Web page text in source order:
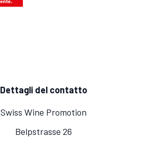
Dettagli del contatto
Swiss Wine Promotion
Belpstrasse 26